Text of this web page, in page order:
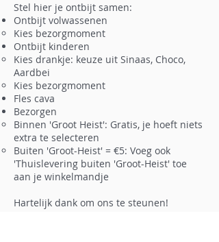
Stel hier je ontbijt samen:
Ontbijt volwassenen
Kies bezorgmoment​
Ontbijt kinderen
Kies drankje: keuze uit Sinaas, Choco,
Aardbei
Kies bezorgmoment
Fles cava​
Bezorgen
Binnen 'Groot Heist': Gratis, je hoeft niets
extra te selecteren
Buiten 'Groot-Heist' = €5: Voeg ook
'Thuislevering buiten 'Groot-Heist' toe
aan je winkelmandje
Hartelijk dank om ons te steunen!